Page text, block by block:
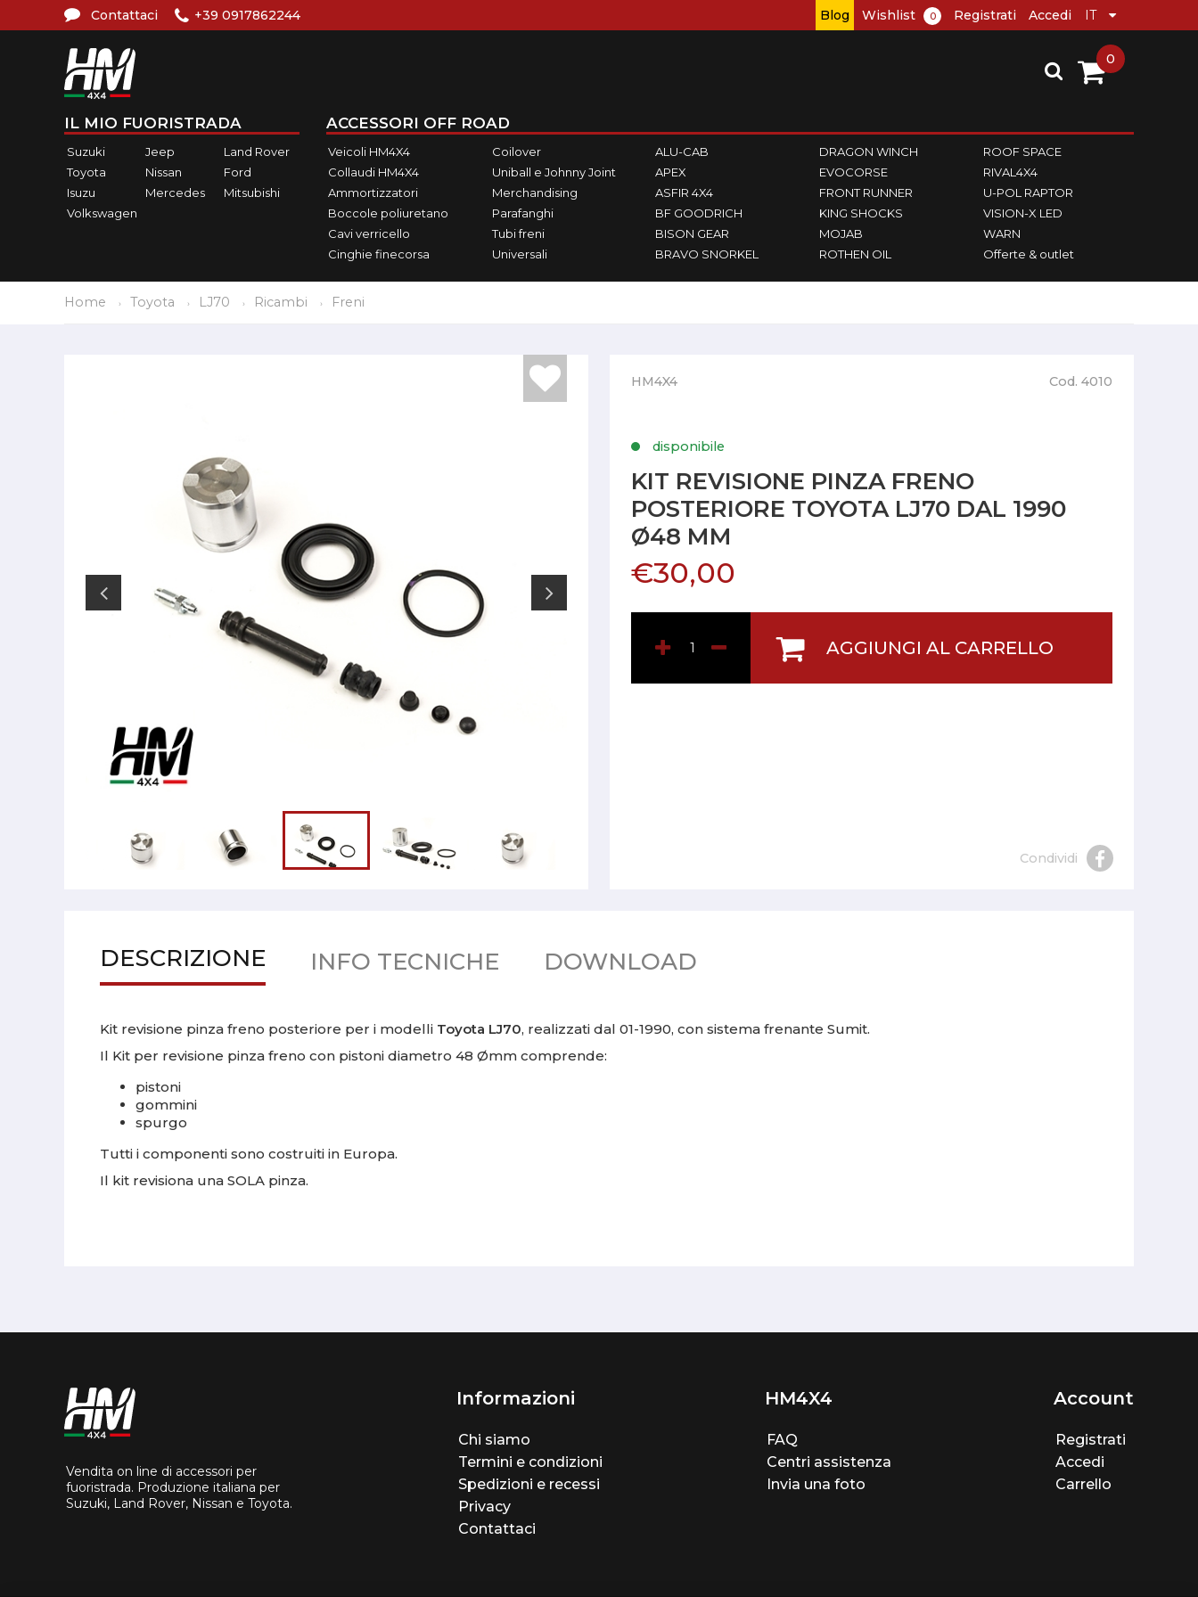
Contattaci +39 0917862244 Blog Wishlist 0 Registrati Accedi
IL MIO FUORISTRADA
Suzuki Jeep
Land Rover
Toyota
Nissan
Ford
Isuzu
Mercedes
Mitsubishi
Volkswagen
ACCESSORI OFF ROAD
Veicoli HM4X4
Collaudi HM4X4
Ammortizzatori
Boccole poliuretano
Cavi verricello
Cinghie finecorsa
Coilover
Uniball e Johnny Joint
Merchandising
Parafanghi
Tubi freni
Universali
ALU-CAB
APEX
ASFIR 4X4
BF GOODRICH
BISON GEAR
BRAVO SNORKEL
DRAGON WINCH
EVOCORSE
FRONT RUNNER
KING SHOCKS
MOJAB
ROTHEN OIL
ROOF SPACE
RIVAL4X4
U-POL RAPTOR
VISION-X LED
WARN
Offerte & outlet
0
Home Toyota LJ70 Ricambi Freni
HM4X4 Cod. 4010
disponibile
KIT REVISIONE PINZA FRENO
POSTERIORE TOYOTA LJ70 DAL 1990
Ø48 MM
€30,00
AGGIUNGI AL CARRELLO
Condividi
DESCRIZIONE INFO TECNICHE DOWNLOAD
Kit revisione pinza freno posteriore per i modelli Toyota LJ70, realizzati dal 01-1990, con sistema frenante Sumit.
Il Kit per revisione pinza freno con pistoni diametro 48 Ømm comprende:
pistoni
gommini
spurgo
Tutti i componenti sono costruiti in Europa.
Il kit revisiona una SOLA pinza.
Vendita on line di accessori per
fuoristrada. Produzione italiana per
Suzuki, Land Rover, Nissan e Toyota.
Informazioni
Chi siamo
Termini e condizioni
Spedizioni e recessi
Privacy
Contattaci
HM4X4
FAQ
Centri assistenza
Invia una foto
Account
Registrati
Accedi
Carrello